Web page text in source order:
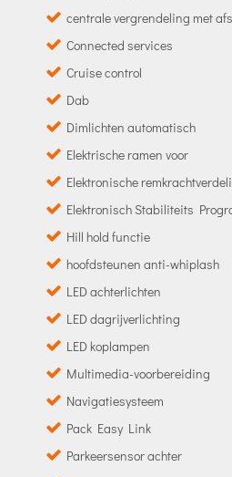
centrale vergrendeling met
Connected services
Cruise control
Dab
Dimlichten automatisch
Elektrische ramen voor
Elektronische
Elektronisch Stabiliteits
Hill hold functie
hoofdsteunen anti-whiplash
LED achterlichten
LED dagrijverlichting
LED koplampen
Multimedia-voorbereiding
Navigatiesysteem
Pack Easy Link
Parkeersensor achter